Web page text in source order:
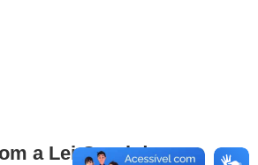
a Lei Geral de